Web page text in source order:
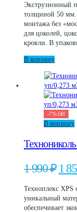
2
200 ₽.
Экструзионный
толщиной 50 мм.
монтажа без
для цоколей,
кровли. В
В корзину
-7% Off
В корзину
1 990₽ цена
1
990 ₽.
1
Техноплекс XPS
уникальный
обеспечивает